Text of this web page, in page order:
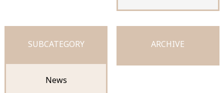
SUBCATEGORY
News
ARCHIVE